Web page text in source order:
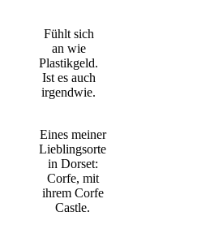
Fühlt sich
an wie
Plastikgeld.
Ist es auch
irgendwie.
Eines meiner
Lieblingsorte
in Dorset:
Corfe, mit
ihrem Corfe
Castle.